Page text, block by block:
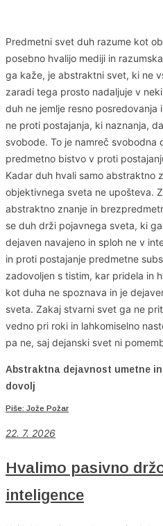
Predmetni svet duh razume kot
posebno hvalijo mediji in
ga kaže, je abstraktni svet, ki ne
zaradi tega prosto nadaljuje v
duh ne jemlje resno
ne proti postajanja, ki naznanja,
svobode. To je namreč svobodna
predmetno bistvo v proti
Kadar duh hvali samo abstraktno
objektivnega sveta ne upošteva.
abstraktno znanje in
se duh drži pojavnega sveta, ki
dejaven navajeno in sploh ne v
in proti postajanje predmetne
zadovoljen s tistim, kar pridela in
kot duha ne spoznava in je
sveta. Zakaj stvarni svet ga ne
vedno pri roki in lahkomiselno
pa ne, saj dejanski svet ni
Abstraktna dejavnost umetne
dovolj
Piše: Jože Požar
22. 7. 2026
Hvalimo pasivno
inteligence